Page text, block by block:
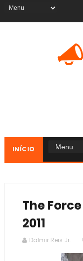
INÍCIO
The
2011
Dalmir Reis Jr.